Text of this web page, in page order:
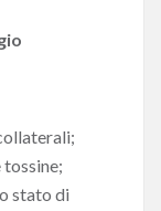
stato di